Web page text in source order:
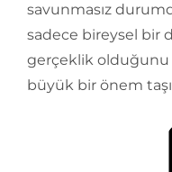
savunmasız
sadece bireysel bir
gerçeklik olduğunu
büyük bir önem